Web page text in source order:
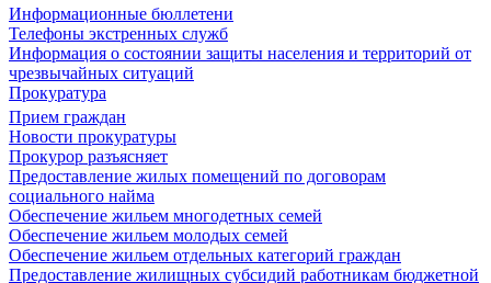
Информационные бюллетени
Телефоны экстренных служб
Информация о состоянии защиты населения и территорий от
чрезвычайных ситуаций
Прокуратура
Прием граждан
Новости прокуратуры
Прокурор разъясняет
Предоставление жилых помещений по договорам
социального найма
Обеспечение жильем многодетных семей
Обеспечение жильем молодых семей
Обеспечение жильем отдельных категорий граждан
Предоставление жилищных субсидий работникам бюджетной